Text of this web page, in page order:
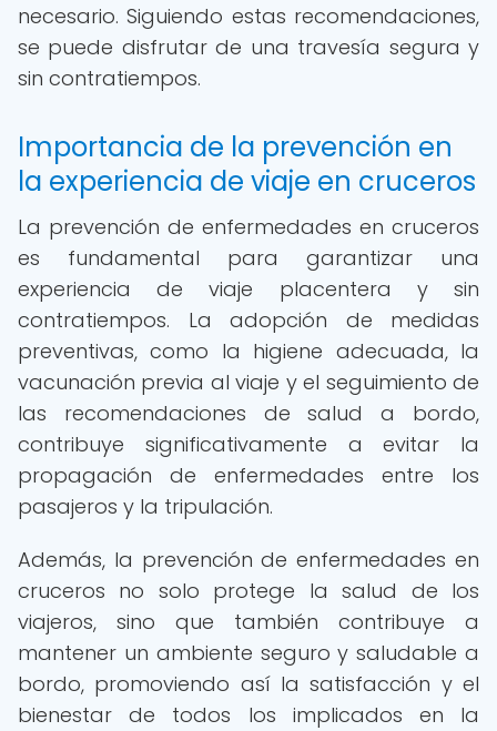
necesario. Siguiendo estas recomendaciones,
se puede disfrutar de una travesía segura y
sin contratiempos.
Importancia de la prevención en
la experiencia de viaje en cruceros
La prevención de enfermedades en cruceros
es fundamental para garantizar una
experiencia de viaje placentera y sin
contratiempos. La adopción de medidas
preventivas, como la higiene adecuada, la
vacunación previa al viaje y el seguimiento de
las recomendaciones de salud a bordo,
contribuye significativamente a evitar la
propagación de enfermedades entre los
pasajeros y la tripulación.
Además, la prevención de enfermedades en
cruceros no solo protege la salud de los
viajeros, sino que también contribuye a
mantener un ambiente seguro y saludable a
bordo, promoviendo así la satisfacción y el
bienestar de todos los implicados en la